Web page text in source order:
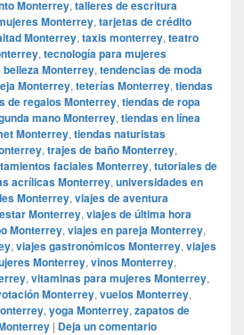
Monterrey, talleres de escritura
Monterrey, tarjetas de crédito
Monterrey, taxis monterrey, teatro
, tecnología para mujeres
Monterrey, tendencias de moda
Monterrey, teterías Monterrey, tiendas
de regalos Monterrey, tiendas de ropa
mano Monterrey, tiendas en línea
Monterrey, tiendas naturistas
, trajes de baño Monterrey,
faciales Monterrey, tutoriales de
acrílicas Monterrey, universidades en
Monterrey, viajes de aventura
Monterrey, viajes de última hora
Monterrey, viajes en pareja Monterrey,
, viajes gastronómicos Monterrey, viajes
Monterrey, vinos Monterrey,
, vitaminas para mujeres Monterrey,
Monterrey, vuelos Monterrey,
, yoga Monterrey, zapatos de
| Deja un comentario